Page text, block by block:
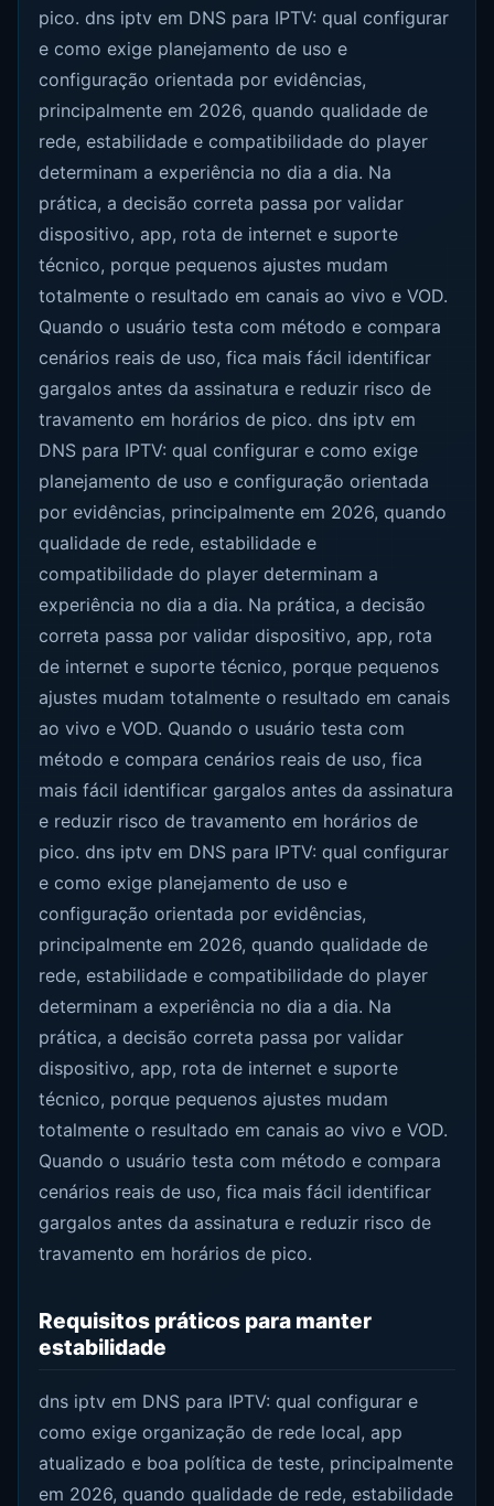
pico. dns iptv em DNS para IPTV: qual configurar
e como exige planejamento de uso e
configuração orientada por evidências,
principalmente em 2026, quando qualidade de
rede, estabilidade e compatibilidade do player
determinam a experiência no dia a dia. Na
prática, a decisão correta passa por validar
dispositivo, app, rota de internet e suporte
técnico, porque pequenos ajustes mudam
totalmente o resultado em canais ao vivo e VOD.
Quando o usuário testa com método e compara
cenários reais de uso, fica mais fácil identificar
gargalos antes da assinatura e reduzir risco de
travamento em horários de pico. dns iptv em
DNS para IPTV: qual configurar e como exige
planejamento de uso e configuração orientada
por evidências, principalmente em 2026, quando
qualidade de rede, estabilidade e
compatibilidade do player determinam a
experiência no dia a dia. Na prática, a decisão
correta passa por validar dispositivo, app, rota
de internet e suporte técnico, porque pequenos
ajustes mudam totalmente o resultado em canais
ao vivo e VOD. Quando o usuário testa com
método e compara cenários reais de uso, fica
mais fácil identificar gargalos antes da assinatura
e reduzir risco de travamento em horários de
pico. dns iptv em DNS para IPTV: qual configurar
e como exige planejamento de uso e
configuração orientada por evidências,
principalmente em 2026, quando qualidade de
rede, estabilidade e compatibilidade do player
determinam a experiência no dia a dia. Na
prática, a decisão correta passa por validar
dispositivo, app, rota de internet e suporte
técnico, porque pequenos ajustes mudam
totalmente o resultado em canais ao vivo e VOD.
Quando o usuário testa com método e compara
cenários reais de uso, fica mais fácil identificar
gargalos antes da assinatura e reduzir risco de
travamento em horários de pico.
Requisitos práticos para manter
estabilidade
dns iptv em DNS para IPTV: qual configurar e
como exige organização de rede local, app
atualizado e boa política de teste, principalmente
em 2026, quando qualidade de rede, estabilidade